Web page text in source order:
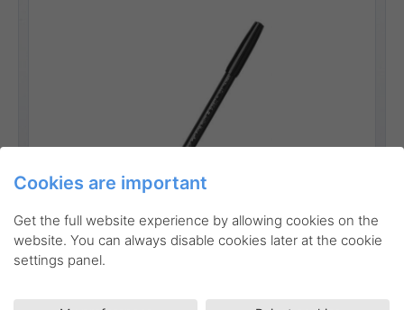
Go to product
Cookies are important
Get the full website experience by allowing cookies on the
website. You can always disable cookies later at the cookie
settings panel.